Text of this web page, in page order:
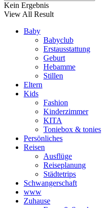
Kein Ergebnis
View All Result
Baby
Babyclub
Erstausstattung
Geburt
Hebamme
Stillen
Eltern
Kids
Fashion
Kinderzimmer
KITA
Toniebox & tonies
Persönliches
Reisen
Ausflüge
Reiseplanung
Städtetrips
Schwangerschaft
www
Zuhause